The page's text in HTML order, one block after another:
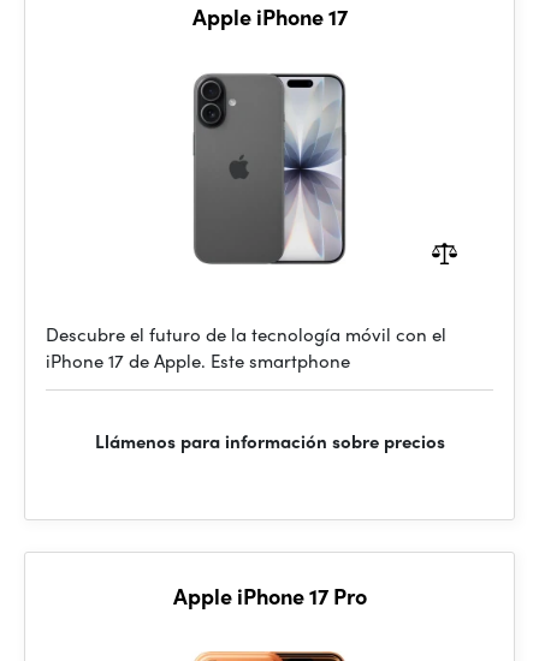
Apple iPhone 17
Descubre el futuro de la tecnología móvil con el
iPhone 17 de Apple. Este smartphone
Llámenos para información sobre precios
Apple iPhone 17 Pro